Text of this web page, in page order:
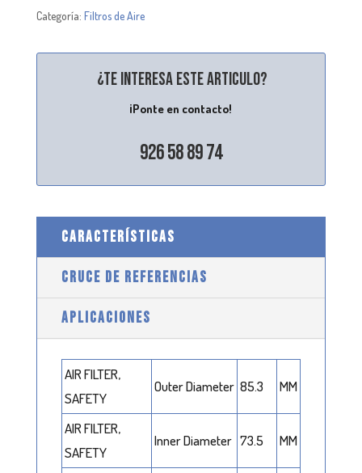
Categoría: Filtros de Aire
¿Te interesa este articulo?
¡Ponte en contacto!
926 58 89 74
CARACTERÍSTICAS
CRUCE DE REFERENCIAS
APLICACIONES
AIR FILTER,
SAFETY
Outer Diameter 85.3 MM
AIR FILTER,
SAFETY
Inner Diameter 73.5 MM